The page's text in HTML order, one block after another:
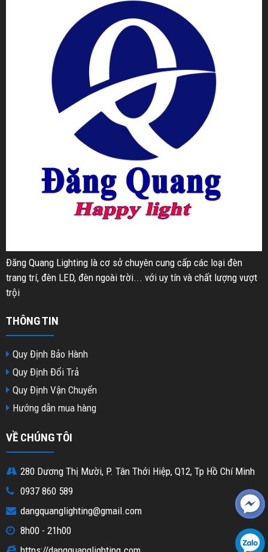
Đăng Quang Lighting là cơ sở chuyên cung cấp các loại đèn
trang trí, đèn LED, đèn ngoài trời... với uy tín và chất lượng vượt
trội
THÔNG TIN
Quy Định Bảo Hành
Quy Định Đổi Trả
Quy Định Vận Chuyển
Hướng dẫn mua hàng
VỀ CHÚNG TÔI
280 Dương Thị Mười, P. Tân Thới Hiệp, Q12, Tp Hồ Chí Minh
0937 860 589
dangquanglighting@gmail.com
8h00 - 21h00